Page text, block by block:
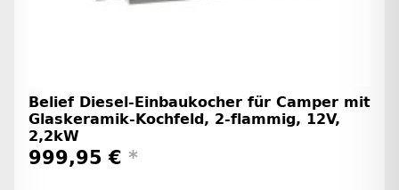
Belief Diesel-Einbaukocher für Camper mit
Glaskeramik-Kochfeld, 2-flammig, 12V,
2,2kW
999,95 € *